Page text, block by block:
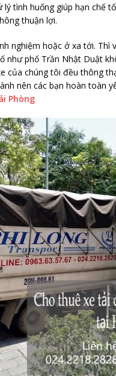
lý tình huống giúp hạn chế
thuận lợi.
nghiệm hoặc ở xa tới. Thì
như phố Trần Nhật Duật
của chúng tôi đều thông
nên các bạn hoàn toàn
Phòng